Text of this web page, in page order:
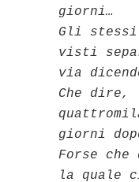
giorni…
Gli stessi
visti
via
Che dire,
giorni
Forse
la quale